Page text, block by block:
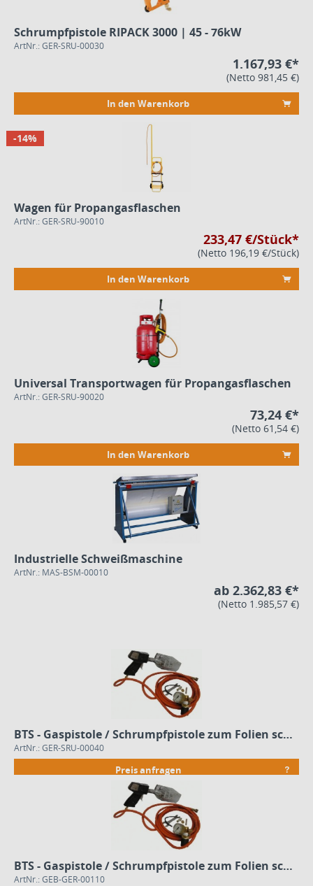
Schrumpfpistole RIPACK 3000 | 45 - 76kW
ArtNr.: GER-SRU-00030
1.167,93 €*
(Netto 981,45 €)
In den Warenkorb
-14%
Wagen für Propangasflaschen
ArtNr.: GER-SRU-90010
233,47 €/Stück*
(Netto 196,19 €/Stück)
In den Warenkorb
Universal Transportwagen für Propangasflaschen
ArtNr.: GER-SRU-90020
73,24 €*
(Netto 61,54 €)
In den Warenkorb
Industrielle Schweißmaschine
ArtNr.: MAS-BSM-00010
ab 2.362,83 €*
(Netto 1.985,57 €)
BTS - Gaspistole / Schrumpfpistole zum Folien schrumpfen
ArtNr.: GER-SRU-00040
Preis anfragen
BTS - Gaspistole / Schrumpfpistole zum Folien schrumpfen | gebraucht
ArtNr.: GEB-GER-00110